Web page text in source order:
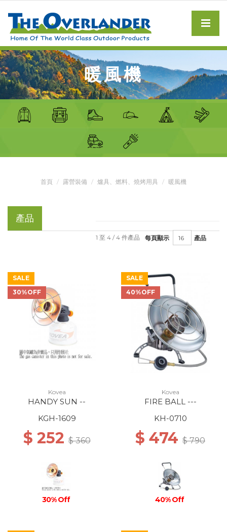
暖風機
首頁 露營裝備 爐具、燃料、燒烤用具 暖風機
產品
每頁顯示 產品
1 至 4 / 4 件產品
SALE
30%OFF
Kovea
HANDY SUN --
KGH-1609
$ 252$ 360
30% Off
SALE
40%OFF
Kovea
FIRE BALL ---
KH-0710
$ 474 $ 790
40% Off